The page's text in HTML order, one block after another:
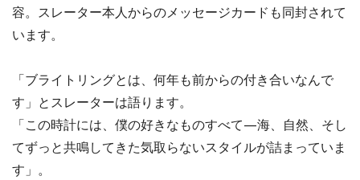
容。スレーター本人からのメッセージカードも同封されて
います。
「ブライトリングとは、何年も前からの付き合いなんで
す」とスレーターは語ります。
「この時計には、僕の好きなものすべて—海、自然、そし
てずっと共鳴してきた気取らないスタイルが詰まっていま
す」。